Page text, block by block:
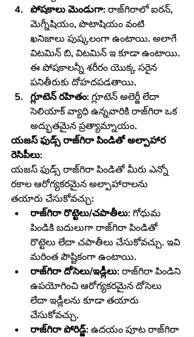
పోషకాలు మెండుగా: రాజ్‌గిరాలో ఐరన్,
మెగ్నీషియం, పొటాషియం వంటి
ఖనిజాలు పుష్కలంగా ఉంటాయి. అలాగే
విటమిన్ బి, విటమిన్ ఇ కూడా ఉంటాయి.
ఈ పోషకాలన్నీ శరీరం యొక్క సరైన
పనితీరుకు దోహదపడతాయి.
గ్లూటెన్ రహితం: గ్లూటెన్ అలెర్జీ లేదా
సెలియాక్ వ్యాధి ఉన్నవారికి రాజ్‌గిరా ఒక
అద్భుతమైన ప్రత్యామ్నాయం.
యజస్ ఫుడ్స్ రాజ్‌గిరా పిండితో అల్పాహార
రెసిపీలు:
యజస్ ఫుడ్స్ రాజ్‌గిరా పిండితో మీరు ఎన్నో
రకాల ఆరోగ్యకరమైన అల్పాహారాలను
తయారు చేసుకోవచ్చు:
రాజ్‌గిరా రొట్టెలు/చపాతీలు: గోధుమ
పిండికి బదులుగా రాజ్‌గిరా పిండితో
రొట్టెలు లేదా చపాతీలు చేసుకోవచ్చు. ఇవి
మరింత పౌష్టికంగా ఉంటాయి.
రాజ్‌గిరా దోసెలు/ఇడ్లీలు: రాజ్‌గిరా పిండిని
ఉపయోగించి ఆరోగ్యకరమైన దోసెలు
లేదా ఇడ్లీలను కూడా తయారు
చేసుకోవచ్చు.
రాజ్‌గిరా పోరిడ్జ్: ఉదయం పూట రాజ్‌గిరా